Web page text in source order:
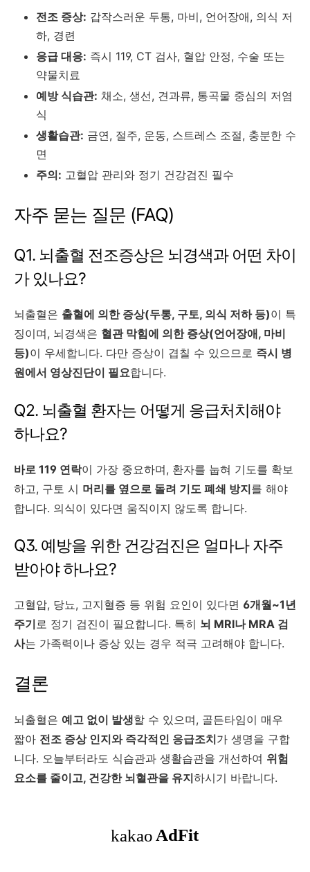
전조 증상: 갑작스러운 두통, 마비, 언어장애, 의식 저
하, 경련
응급 대응: 즉시 119, CT 검사, 혈압 안정, 수술 또는
약물치료
예방 식습관: 채소, 생선, 견과류, 통곡물 중심의 저염
식
생활습관: 금연, 절주, 운동, 스트레스 조절, 충분한 수
면
주의: 고혈압 관리와 정기 건강검진 필수
자주 묻는 질문 (FAQ)
Q1. 뇌출혈 전조증상은 뇌경색과 어떤 차이
가 있나요?
뇌출혈은 출혈에 의한 증상(두통, 구토, 의식 저하 등)이 특
징이며, 뇌경색은 혈관 막힘에 의한 증상(언어장애, 마비
등)이 우세합니다. 다만 증상이 겹칠 수 있으므로 즉시 병
원에서 영상진단이 필요합니다.
Q2. 뇌출혈 환자는 어떻게 응급처치해야
하나요?
바로 119 연락이 가장 중요하며, 환자를 눕혀 기도를 확보
하고, 구토 시 머리를 옆으로 돌려 기도 폐쇄 방지를 해야
합니다. 의식이 있다면 움직이지 않도록 합니다.
Q3. 예방을 위한 건강검진은 얼마나 자주
받아야 하나요?
고혈압, 당뇨, 고지혈증 등 위험 요인이 있다면 6개월~1년
주기 로 정기 검진이 필요합니다. 특히 뇌 MRI나 MRA 검
사는 가족력이나 증상 있는 경우 적극 고려해야 합니다.
결론
뇌출혈은 예고 없이 발생할 수 있으며, 골든타임이 매우
짧아 전조 증상 인지와 즉각적인 응급조치가 생명을 구합
니다. 오늘부터라도 식습관과 생활습관을 개선하여 위험
요소를 줄이고, 건강한 뇌혈관을 유지하시기 바랍니다.